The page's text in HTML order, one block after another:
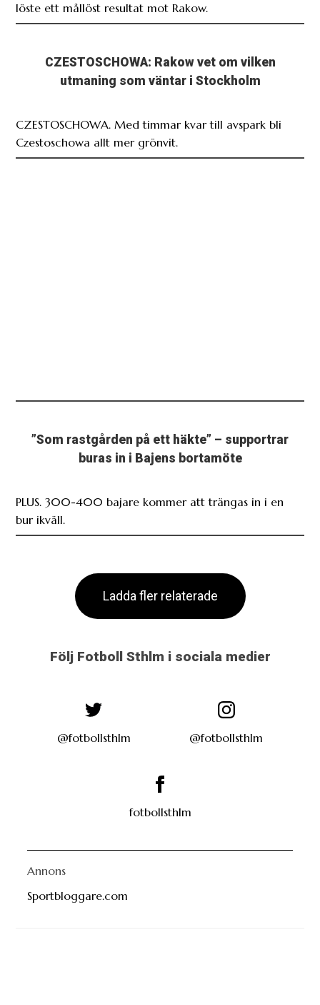
löste ett mållöst resultat mot Rakow.
CZESTOSCHOWA: Rakow vet om vilken
utmaning som väntar i Stockholm
CZESTOSCHOWA. Med timmar kvar till avspark bli
Czestoschowa allt mer grönvit.
”Som rastgården på ett häkte” – supportrar
buras in i Bajens bortamöte
PLUS. 300-400 bajare kommer att trängas in i en
bur ikväll.
Ladda fler relaterade
Följ Fotboll Sthlm i sociala medier
@fotbollsthlm @fotbollsthlm
fotbollsthlm
Annons
Sportbloggare.com